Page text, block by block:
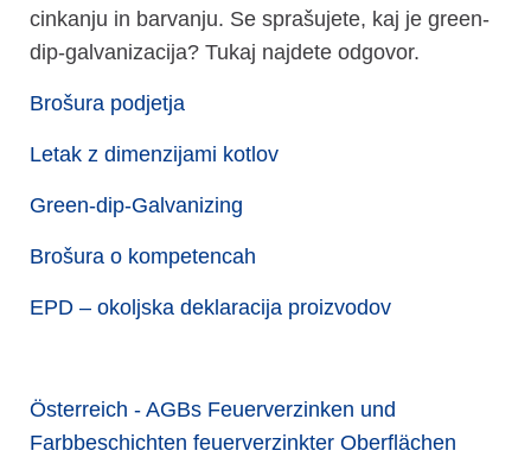
cinkanju in barvanju. Se sprašujete, kaj je green-
dip-galvanizacija? Tukaj najdete odgovor.
Brošura podjetja
Letak z dimenzijami kotlov
Green-dip-Galvanizing
Brošura o kompetencah
EPD – okoljska deklaracija proizvodov
Österreich - AGBs Feuerverzinken und
Farbbeschichten feuerverzinkter Oberflächen